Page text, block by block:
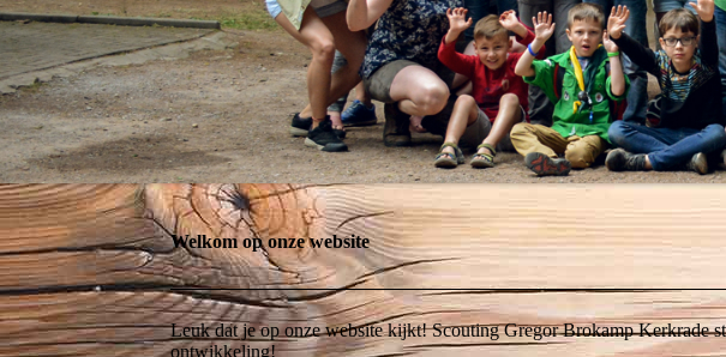
Welkom op onze website
Leuk dat je op onze website kijkt! Scouting Gregor Brokamp Kerkrade
ontwikkeling!